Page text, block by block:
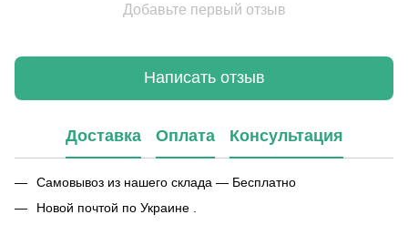
Добавьте первый отзыв
Написать отзыв
Доставка Оплата Консультация
Самовывоз из нашего склада — Бесплатно
Новой почтой по Украине .